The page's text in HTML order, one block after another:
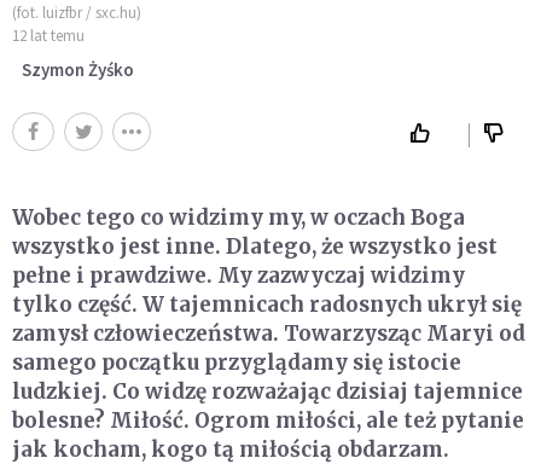
(fot. luizfbr / sxc.hu)
12 lat temu
Szymon Żyśko
Wobec tego co widzimy my, w oczach Boga
wszystko jest inne. Dlatego, że wszystko jest
pełne i prawdziwe. My zazwyczaj widzimy
tylko część. W tajemnicach radosnych ukrył się
zamysł człowieczeństwa. Towarzysząc Maryi od
samego początku przyglądamy się istocie
ludzkiej. Co widzę rozważając dzisiaj tajemnice
bolesne? Miłość. Ogrom miłości, ale też pytanie
jak kocham, kogo tą miłością obdarzam.